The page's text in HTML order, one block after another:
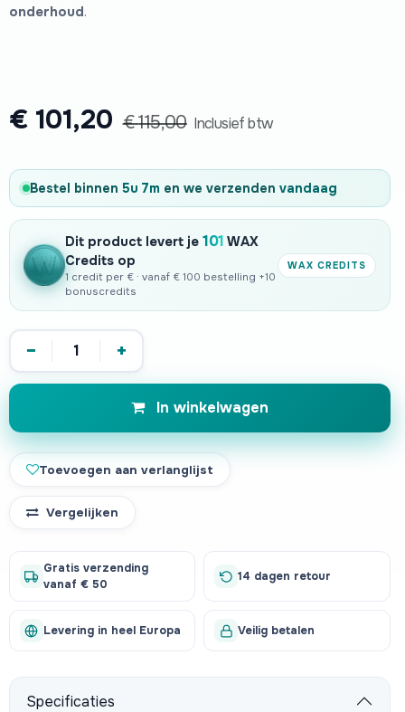
onderhoud.
€ 101,20 €115,00 Inclusief btw
Bestel binnen 5u 7m en we verzenden vandaag
Dit product levert je 101 WAX
Credits op
1 credit per € · vanaf € 100 bestelling +10
bonuscredits
WAX CREDITS
− +
In winkelwagen
Toevoegen aan verlanglijst
Vergelijken
Gratis verzending
vanaf € 50
14 dagen retour
Levering in heel Europa Veilig betalen
Specificaties